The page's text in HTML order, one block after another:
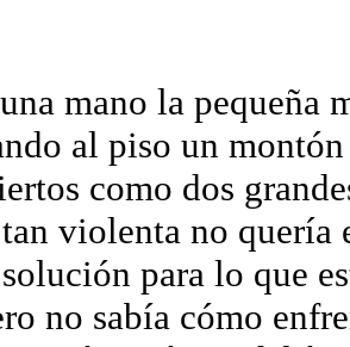
mano la pequeña
al piso un
como dos
violenta no quería
para lo que
no sabía cómo